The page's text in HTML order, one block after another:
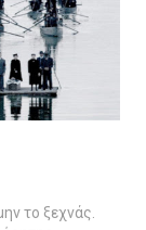
το ξεχνάς.